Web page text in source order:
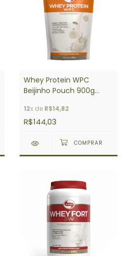
Whey Protein WPC
Beijinho Pouch 900g
12x de R$14,82
R$144,03